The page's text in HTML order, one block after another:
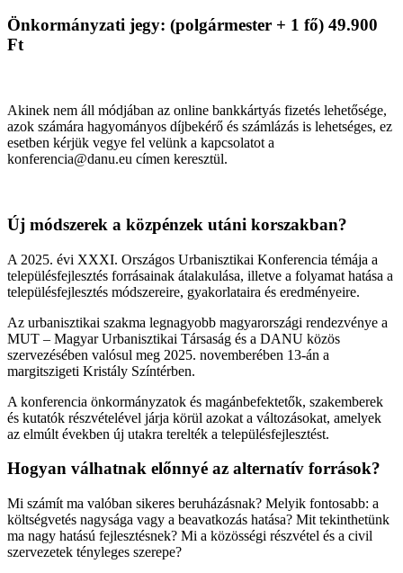
Önkormányzati jegy: (polgármester + 1 fő) 49.900
Ft
Akinek nem áll módjában az online bankkártyás fizetés lehetősége,
azok számára hagyományos díjbekérő és számlázás is lehetséges, ez
esetben kérjük vegye fel velünk a kapcsolatot a
konferencia@danu.eu címen keresztül.
Új módszerek a közpénzek utáni korszakban?
A 2025. évi XXXI. Országos Urbanisztikai Konferencia témája a
településfejlesztés forrásainak átalakulása, illetve a folyamat hatása a
településfejlesztés módszereire, gyakorlataira és eredményeire.
Az urbanisztikai szakma legnagyobb magyarországi rendezvénye a
MUT – Magyar Urbanisztikai Társaság és a DANU közös
szervezésében valósul meg 2025. novemberében 13-án a
margitszigeti Kristály Színtérben.
A konferencia önkormányzatok és magánbefektetők, szakemberek
és kutatók részvételével járja körül azokat a változásokat, amelyek
az elmúlt években új utakra terelték a településfejlesztést.
Hogyan válhatnak előnnyé az alternatív források?
Mi számít ma valóban sikeres beruházásnak? Melyik fontosabb: a
költségvetés nagysága vagy a beavatkozás hatása? Mit tekinthetünk
ma nagy hatású fejlesztésnek? Mi a közösségi részvétel és a civil
szervezetek tényleges szerepe?